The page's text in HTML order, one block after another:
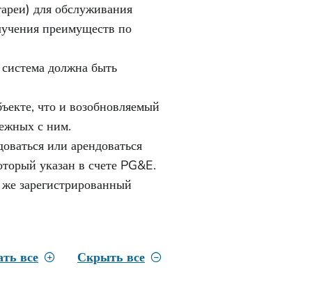
для обслуживания
преимуществ по
должна быть
что и возобновляемый
с ним.
или арендоваться
указан в счете PG&E.
зарегистрированный
все Скрыть все